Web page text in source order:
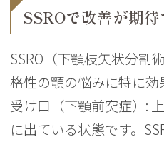
SSROで改善が期
SSRO（下顎枝矢状分割
格性の顎の悩みに特に効
受け口（下顎前突症）:
に出ている状態です。